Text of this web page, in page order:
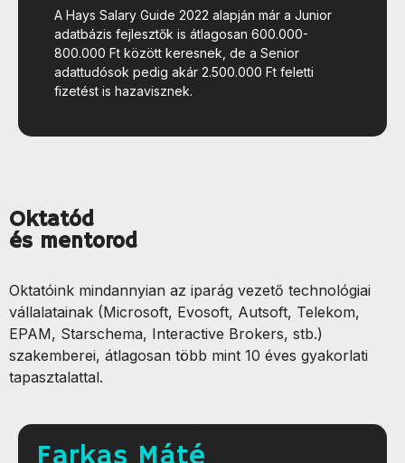
A Hays Salary Guide 2022 alapján már a Junior
adatbázis fejlesztők is átlagosan 600.000-
800.000 Ft között keresnek, de a Senior
adattudósok pedig akár 2.500.000 Ft feletti
fizetést is hazavisznek.
Oktatód
és mentorod
Oktatóink mindannyian az iparág vezető technológiai
vállalatainak (Microsoft, Evosoft, Autsoft, Telekom,
EPAM, Starschema, Interactive Brokers, stb.)
szakemberei, átlagosan több mint 10 éves gyakorlati
tapasztalattal.